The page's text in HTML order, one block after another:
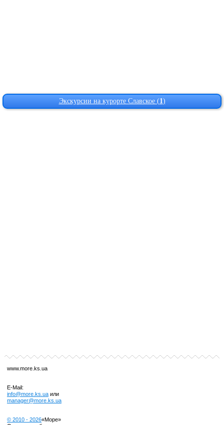
Экскурсии на курорте Славское (1 )
www.more.ks.ua
E-Mail:
info@more.ks.uaили
manager@more.ks.ua
© 2010 - 2026«Море»